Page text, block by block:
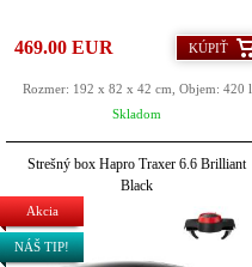
469.00 EUR KÚPIŤ
Rozmer: 192 x 82 x 42 cm, Objem: 420 l
Skladom
Akcia
NÁŠ TIP!
Strešný box Hapro Traxer 6.6 Brilliant
Black